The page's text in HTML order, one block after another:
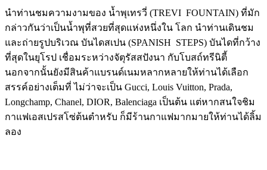
นำท่านชมความงามของ น้ำพุเทรวี่ (TREVI FOUNTAIN) ที่มัก
กล่าวกันว่าเป็นน้ำพุที่สวยที่สุดแห่งหนึ่งใน โลก นำท่านเดินชม
และถ่ายรูปบริเวณ บันไดสเปน (SPANISH STEPS) บันไดที่กว้าง
ที่สุดในยุโรป เชื่อมระหว่างจัตุรัสสปังนา กับโบสถ์ทรีนิตี้
นอกจากนั้นยังมีสินค้าแบรนด์เนมหลากหลายให้ท่านได้เลือก
สรรค์อย่างเต็มที่ ไม่ว่าจะเป็น Gucci, Louis Vuitton, Prada,
Longchamp, Chanel, DIOR, Balenciaga เป็นต้น แต่หากสนใจชิม
กาแฟเอสเปรสโซ่ต้นตำหรับ ก็มีร้านกาแฟมากมายให้ท่านได้ลิ้ม
ลอง